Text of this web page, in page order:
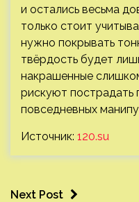
и остались весьма
только стоит
нужно покрывать
твёрдость будет
накрашенные
рискуют пострадать
повседневных
Источник: 120.su
Next Post